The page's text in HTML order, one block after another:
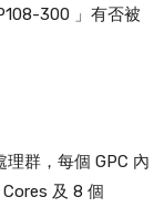
300 」有否被
群，每個 GPC 內
及 8 個